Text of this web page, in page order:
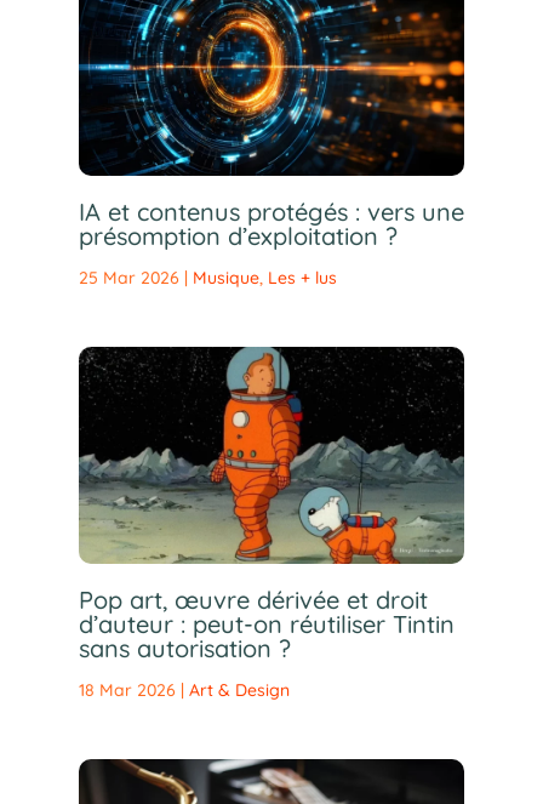
IA et contenus protégés : vers une
présomption d’exploitation ?
25 Mar 2026 | Musique, Les + lus
Pop art, œuvre dérivée et droit
d’auteur : peut-on réutiliser Tintin
sans autorisation ?
18 Mar 2026 | Art & Design